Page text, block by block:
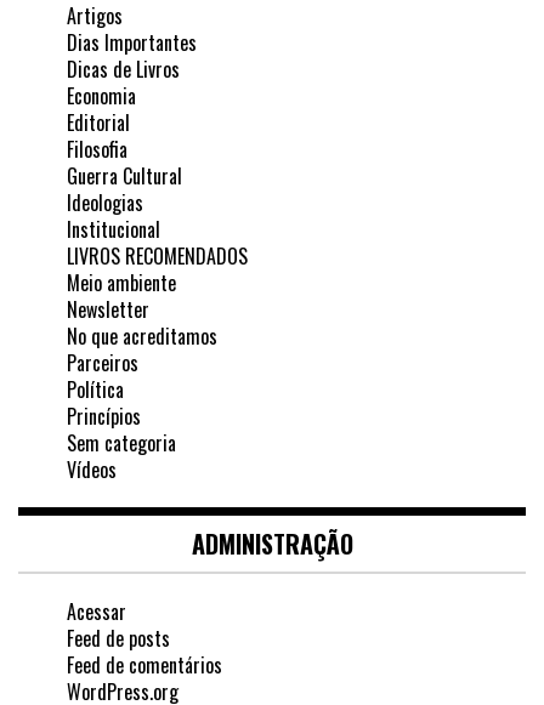
Artigos
Dias Importantes
Dicas de Livros
Economia
Editorial
Filosofia
Guerra Cultural
Ideologias
Institucional
LIVROS RECOMENDADOS
Meio ambiente
Newsletter
No que acreditamos
Parceiros
Política
Princípios
Sem categoria
Vídeos
ADMINISTRAÇÃO
Acessar
Feed de posts
Feed de comentários
WordPress.org